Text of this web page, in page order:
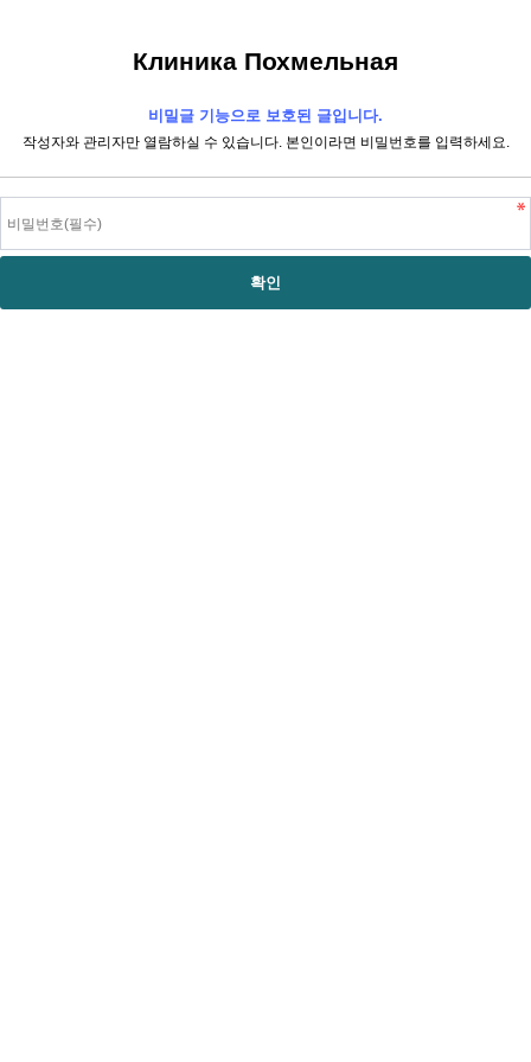
Клиника Похмельная
비밀글 기능으로 보호된 글입니다.
작성자와 관리자만 열람하실 수 있습니다. 본인이라면 비밀번호를 입력하세요.